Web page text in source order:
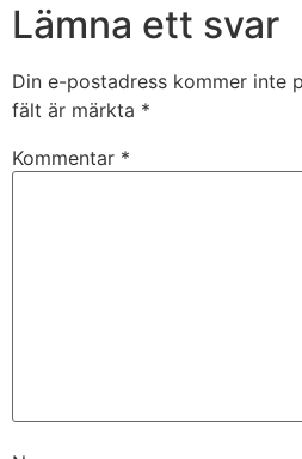
Lämna ett svar
Din e-postadress kommer inte
fält är märkta *
Kommentar *